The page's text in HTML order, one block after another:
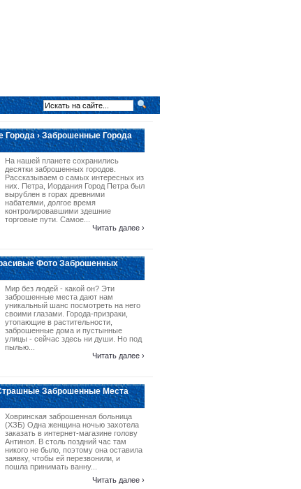
Города › Заброшенные Города
На нашей планете сохранились
десятки заброшенных городов.
Рассказываем о самых интересных из
них. Петра, Иордания Город Петра был
вырублен в горах древними
набатеями, долгое время
контролировавшими здешние
торговые пути. Самое...
Читать далее ›
Фото Заброшенных
Мир без людей - какой он? Эти
заброшенные места дают нам
уникальный шанс посмотреть на него
своими глазами. Города-призраки,
утопающие в растительности,
заброшенные дома и пустынные
улицы - сейчас здесь ни души. Но под
пылью...
Читать далее ›
Заброшенные Места
Ховринская заброшенная больница
(ХЗБ) Одна женщина ночью захотела
заказать в интернет-магазине голову
Антиноя. В столь поздний час там
никого не было, поэтому она оставила
заявку, чтобы ей перезвонили, и
пошла принимать ванну...
Читать далее ›